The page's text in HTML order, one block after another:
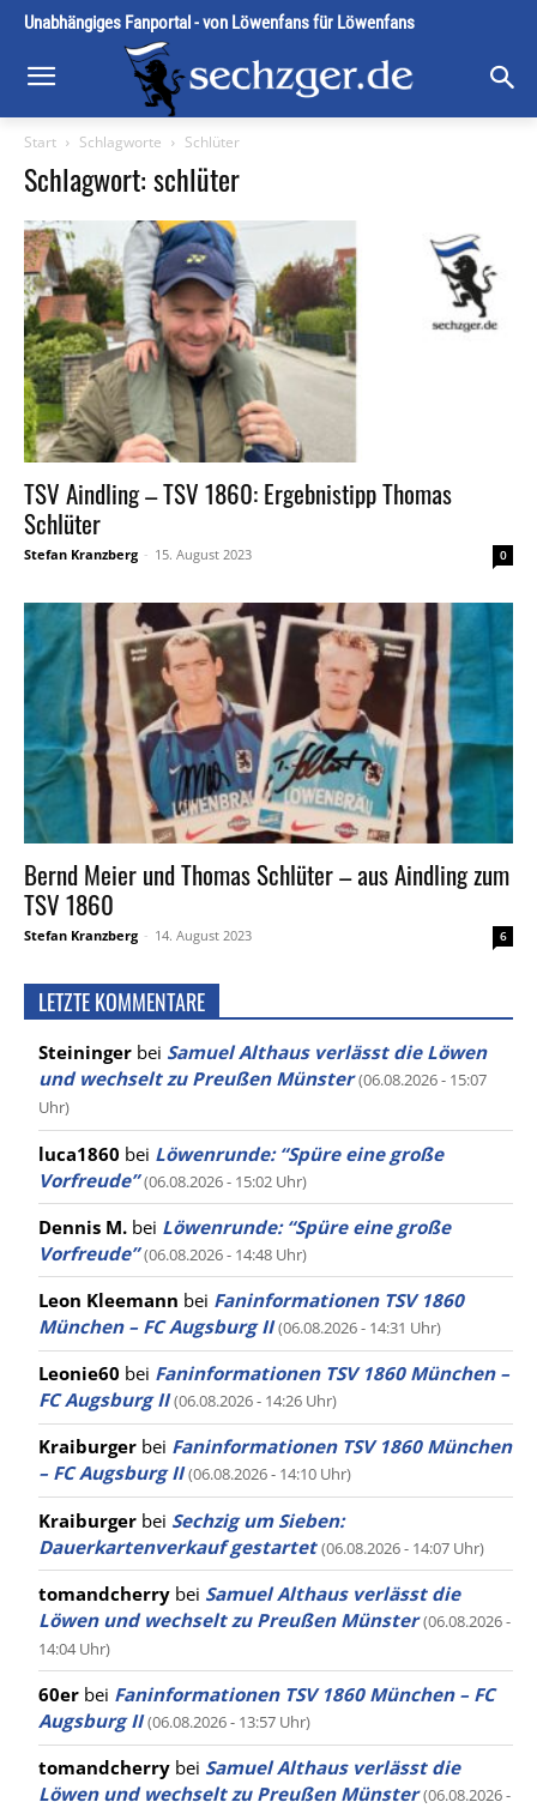
Unabhängiges Fanportal - von Löwenfans für Löwenfans
Start Schlagworte Schlüter
Schlagwort: schlüter
TSV Aindling – TSV 1860: Ergebnistipp Thomas
Schlüter
Stefan Kranzberg - 15. August 2023 0
Bernd Meier und Thomas Schlüter – aus Aindling zum
TSV 1860
Stefan Kranzberg - 14. August 2023 6
LETZTE KOMMENTARE
Steininger bei Samuel Althaus verlässt die Löwen
und wechselt zu Preußen Münster (06.08.2026 - 15:07
Uhr)
luca1860 bei Löwenrunde: “Spüre eine große
Vorfreude” (06.08.2026 - 15:02 Uhr)
Dennis M. bei Löwenrunde: “Spüre eine große
Vorfreude” (06.08.2026 - 14:48 Uhr)
Leon Kleemann bei Faninformationen TSV 1860
München – FC Augsburg II (06.08.2026 - 14:31 Uhr)
Leonie60 bei Faninformationen TSV 1860 München –
FC Augsburg II (06.08.2026 - 14:26 Uhr)
Kraiburger bei Faninformationen TSV 1860 München
– FC Augsburg II (06.08.2026 - 14:10 Uhr)
Kraiburger bei Sechzig um Sieben:
Dauerkartenverkauf gestartet (06.08.2026 - 14:07 Uhr)
tomandcherry bei Samuel Althaus verlässt die
Löwen und wechselt zu Preußen Münster (06.08.2026 -
14:04 Uhr)
60er bei Faninformationen TSV 1860 München – FC
Augsburg II (06.08.2026 - 13:57 Uhr)
tomandcherry bei Samuel Althaus verlässt die
Löwen und wechselt zu Preußen Münster (06.08.2026 -